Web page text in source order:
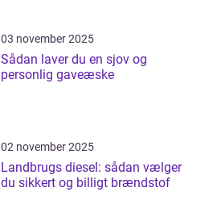
03 november 2025
Sådan laver du en sjov og
personlig gaveæske
02 november 2025
Landbrugs diesel: sådan vælger
du sikkert og billigt brændstof